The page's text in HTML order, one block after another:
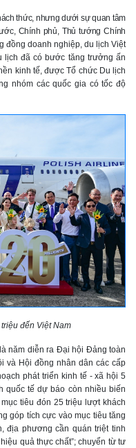
thức, nhưng dưới sự quan tâm
Chính phủ, Thủ tướng Chính
đồng doanh nghiệp, du lịch Việt
lịch đã có bước tăng trưởng ấn
kinh tế, được Tổ chức Du lịch
nhóm các quốc gia có tốc độ
đến Việt Nam
năm diễn ra Đại hội Đảng toàn
và Hội đồng nhân dân các cấp
phát triển kinh tế - xã hội 5
quốc tế dự báo còn nhiều biến
tiêu đón 25 triệu lượt khách
góp tích cực vào mục tiêu tăng
địa phương cần quán triệt tinh
quả thực chất”; chuyển từ tư